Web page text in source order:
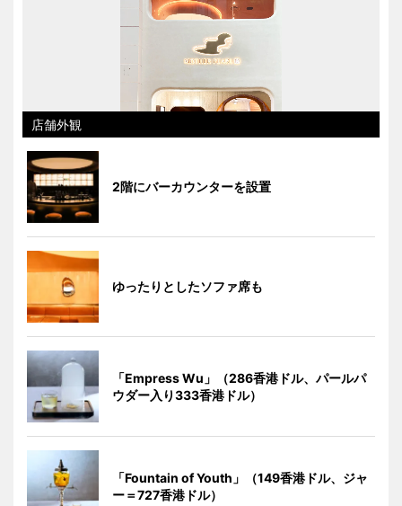
店舗外観
2階にバーカウンターを設置
ゆったりとしたソファ席も
「Empress Wu」（286香港ドル、パールパ
ウダー入り333香港ドル）
「Fountain of Youth」（149香港ドル、ジャ
ー＝727香港ドル）